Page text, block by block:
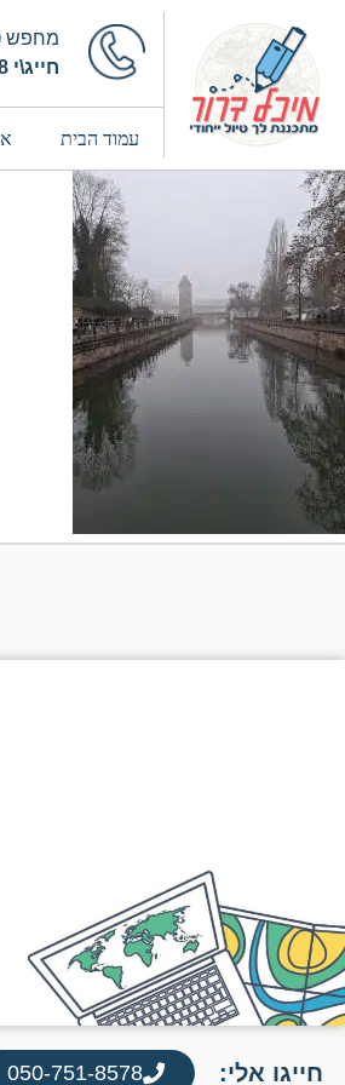
מחפש
חייג\י 050-751-8578
עמוד הבית
חייגו אלי: 050-751-8578